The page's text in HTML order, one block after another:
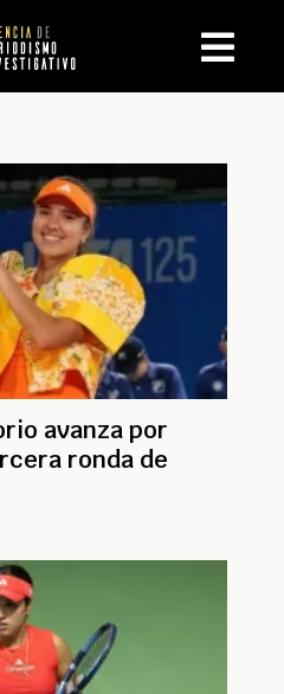
avanza por
ronda de